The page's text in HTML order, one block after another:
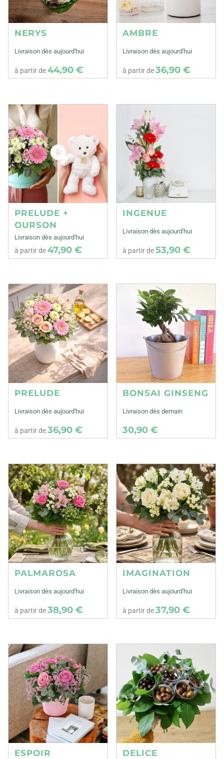
NERYS
Livraison dès aujourd'hui
à partir de44,90 €
AMBRE
Livraison dès aujourd'hui
à partir de36,90 €
PRELUDE +
OURSON
Livraison dès aujourd'hui
à partir de47,90 €
INGENUE
Livraison dès aujourd'hui
à partir de53,90 €
PRELUDE
Livraison dès aujourd'hui
à partir de36,90 €
BONSAI GINSENG
Livraison dès demain
30,90 €
PALMAROSA
Livraison dès aujourd'hui
à partir de38,90 €
IMAGINATION
Livraison dès aujourd'hui
à partir de37,90 €
ESPOIR
DELICE